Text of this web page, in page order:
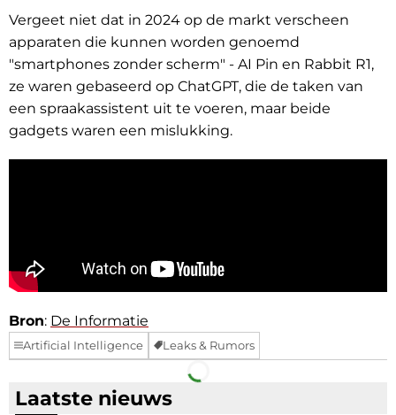
Vergeet niet dat in 2024 op de markt verscheen
apparaten die kunnen worden genoemd
"smartphones zonder scherm" - AI Pin en Rabbit R1,
ze waren gebaseerd op ChatGPT, die de taken van
een spraakassistent uit te voeren, maar beide
gadgets waren een mislukking.
Bron: De Informatie
Artificial Intelligence Leaks & Rumors
Facebook Telegram
Laatste nieuws